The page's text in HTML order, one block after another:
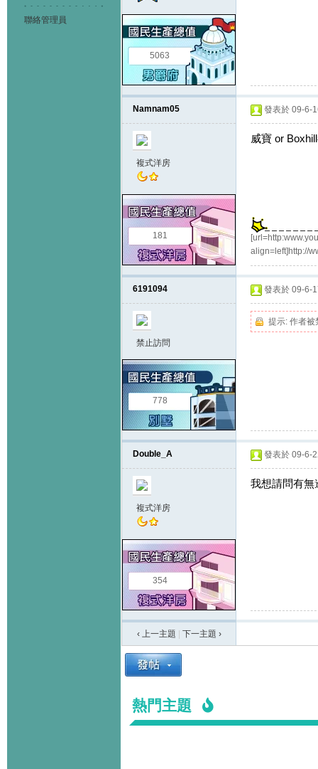
聯絡管理員
5063
Namnam05
複式洋房
181
發表於 09-6-
威寶 or
align=left]http://
6191094
禁止訪問
778
發表於 09-6-
提示: 作者被
Double_A
複式洋房
354
發表於 09-6-
我想請問有無
‹ 上一主題 下一主題 ›
熱門主題